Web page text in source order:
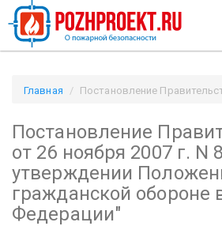
Главная
Постановление
"Об утверждении Положения о
Российской Федерации" / Pozhproekt.ru
Постановление
от 26 ноября 2007 г. N
утверждении
гражданской обороне
Федерации"